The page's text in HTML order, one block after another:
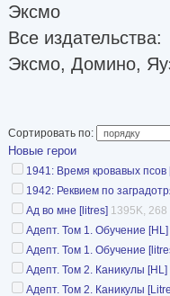
Эксмо
Все издательства:
Эксмо, Домино,
Сортировать по:
Новые герои
1941: Время кровавых псов
1942: Реквием по
Ад во мне [litres] 1395K, 268
Адепт. Том 1. Обучение [HL]
Адепт. Том 1. Обучение
Адепт. Том 2. Каникулы [HL]
Адепт. Том 2. Каникулы